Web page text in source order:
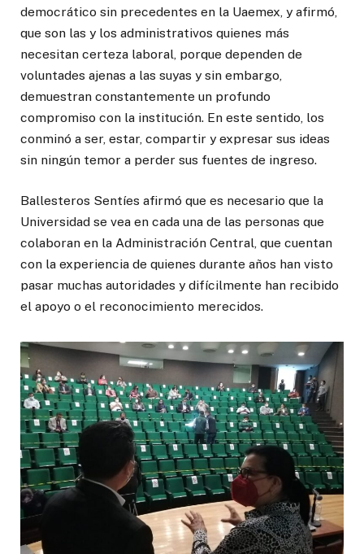
democrático sin precedentes en la Uaemex, y afirmó,
que son las y los administrativos quienes más
necesitan certeza laboral, porque dependen de
voluntades ajenas a las suyas y sin embargo,
demuestran constantemente un profundo
compromiso con la institución. En este sentido, los
conminó a ser, estar, compartir y expresar sus ideas
sin ningún temor a perder sus fuentes de ingreso.
Ballesteros Sentíes afirmó que es necesario que la
Universidad se vea en cada una de las personas que
colaboran en la Administración Central, que cuentan
con la experiencia de quienes durante años han visto
pasar muchas autoridades y difícilmente han recibido
el apoyo o el reconocimiento merecidos.